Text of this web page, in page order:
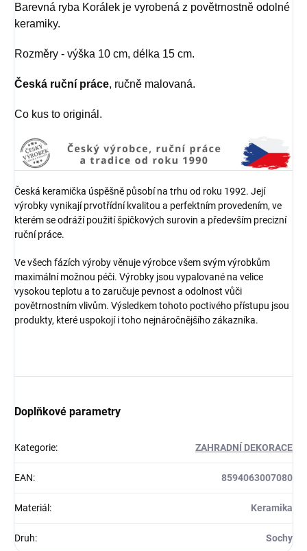
Barevná ryba Korálek je vyrobená z povětrnostně odolné
keramiky.
Rozměry - výška 10 cm, délka 15 cm.
Česká ruční práce, ručně malovaná.
Co kus to originál.
Česká keramička úspěšně působí na trhu od roku 1992. Její
výrobky vynikají prvotřídní kvalitou a perfektním provedením, ve
kterém se odráží použití špičkových surovin a především precizní
ruční práce.
Ve všech fázích výroby věnuje výrobce všem svým výrobkům
maximální možnou péči. Výrobky jsou vypalované na velice
vysokou teplotu a to zaručuje pevnost a odolnost vůči
povětrnostním vlivům. Výsledkem tohoto poctivého přístupu jsou
produkty, které uspokojí i toho nejnáročnějšího zákazníka.
Doplňkové parametry
Kategorie: ZAHRADNÍ DEKORACE
EAN: 8594063007080
Materiál : Keramika
Druh: Sochy